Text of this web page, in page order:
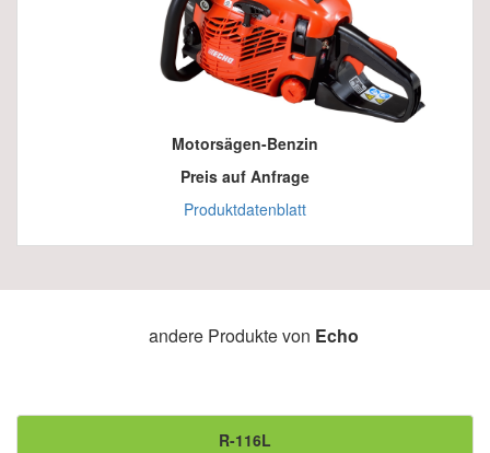
Motorsägen-Benzin
Preis auf Anfrage
Produktdatenblatt
andere Produkte von Echo
R-116L